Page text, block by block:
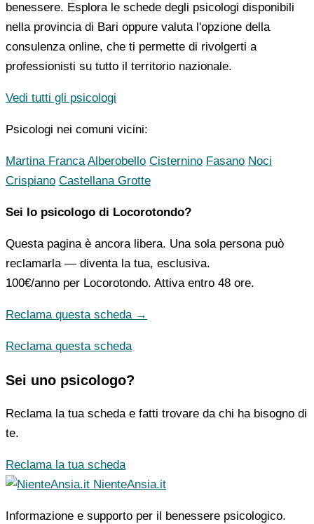
benessere. Esplora le schede degli psicologi disponibili
nella provincia di Bari oppure valuta l'opzione della
consulenza online, che ti permette di rivolgerti a
professionisti su tutto il territorio nazionale.
Vedi tutti gli psicologi
Psicologi nei comuni vicini:
Martina Franca Alberobello Cisternino Fasano Noci
Crispiano Castellana Grotte
Sei lo psicologo di Locorotondo?
Questa pagina è ancora libera. Una sola persona può
reclamarla — diventa la tua, esclusiva.
100€/anno per Locorotondo. Attiva entro 48 ore.
Reclama questa scheda →
Reclama questa scheda
Sei uno psicologo?
Reclama la tua scheda e fatti trovare da chi ha bisogno di
te.
Reclama la tua scheda
NienteAnsia.it
Informazione e supporto per il benessere psicologico.